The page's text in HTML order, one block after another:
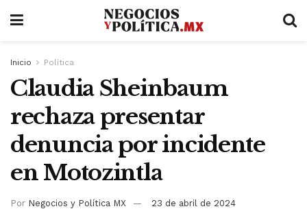
Inicio Política
Claudia Sheinbaum
rechaza presentar
denuncia por incidente
en Motozintla
Por Negocios y Política MX 23 de abril de 2024